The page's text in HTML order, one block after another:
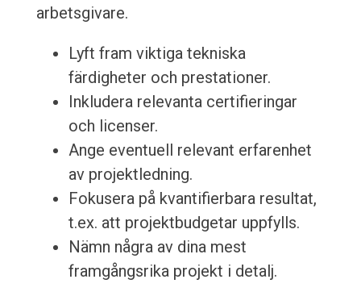
arbetsgivare.
Lyft fram viktiga tekniska
färdigheter och prestationer.
Inkludera relevanta certifieringar
och licenser.
Ange eventuell relevant erfarenhet
av projektledning.
Fokusera på kvantifierbara resultat,
t.ex. att projektbudgetar uppfylls.
Nämn några av dina mest
framgångsrika projekt i detalj.